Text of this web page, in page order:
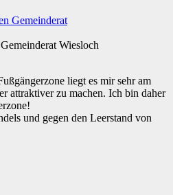
Wiesloch
liegt es mir sehr am
attraktiver zu machen. Ich bin daher
und gegen den Leerstand von